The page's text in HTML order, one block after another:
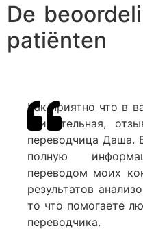
De
patiënten
Как приятно что в
внимательная,
переводчица Даша.
полную
переводом моих
результатов
то что помогаете
переводчика.